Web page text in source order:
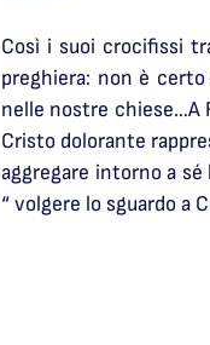
Così i suoi crocifissi
preghiera: non è
nelle nostre chiese…A
Cristo dolorante
aggregare intorno a
“ volgere lo sguardo a